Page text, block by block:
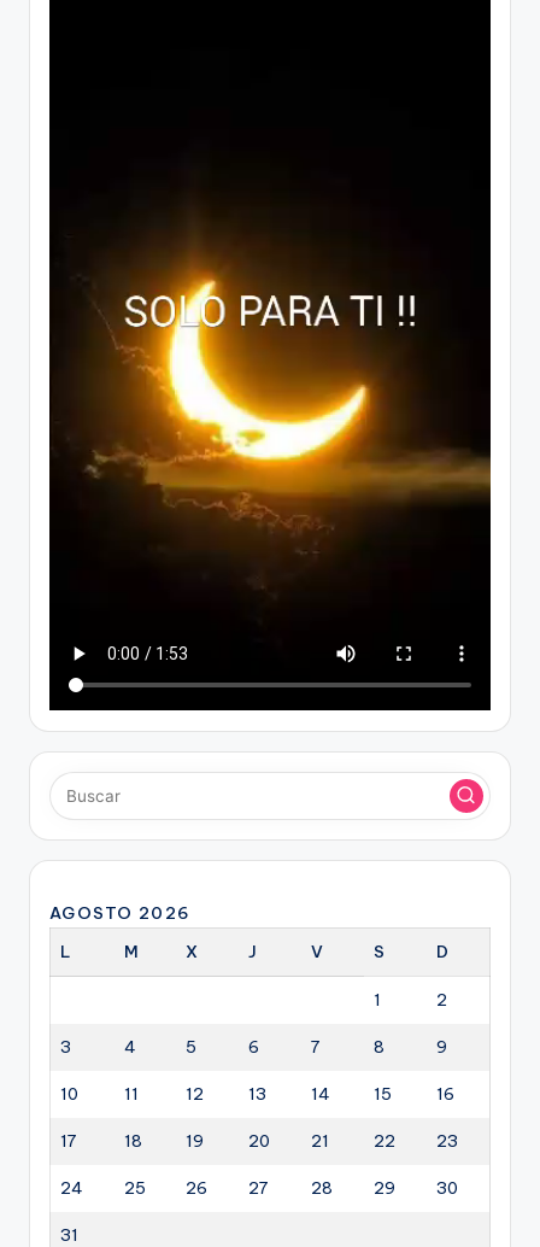
AGOSTO 2026
L
M X J V S D
1 2
3 4 5 6 7 8 9
10 11 12 13 14 15 16
17 18 19 20 21 22 23
24 25 26 27 28 29 30
31